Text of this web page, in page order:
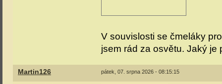
V souvislosti se čmeláky
jsem rád za osvětu. Jaký
Martin126 pátek, 07. srpna 2026 - 08:15:15